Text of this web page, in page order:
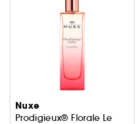
Nuxe
Prodigieux® Florale Le